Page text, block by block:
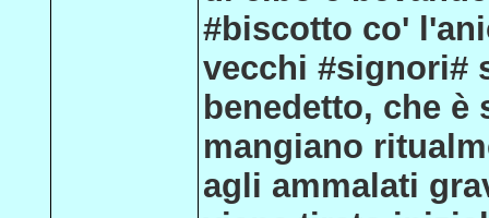
#biscotto co'
vecchi #signori#
benedetto, che
mangiano
agli ammalati